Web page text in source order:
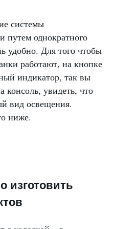
системы
путем однократного
удобно. Для того чтобы
работают, на кнопке
индикатор, так вы
консоль, увидеть, что
вид освещения.
ниже.
изготовить